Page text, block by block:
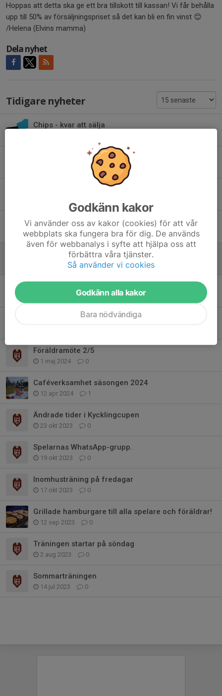
Hoppas att detta ska ge ett bra tillskott till kassan! Vi får behålla
upp till 50% av försäljningspriset så det kan bli en fin vinst 😊
/Helena (Elvins mamma)
Dela nyhet
Tidigare nyheter
Chips - kvar att sälja
Chipsförsäljning
0
Alingsåskortet
27 feb 2025 0
Ljusförsäljning
15 okt 2024 0
0
Chipsförsäljning
Föräldramöte 2/5
1 maj 2024 0
Caféverksamhet säsongen 2024
12 apr 2024 1
Ändrade tider i Kycklingcupen
23 okt 2023 0
Spelarnas WhatsApp-grupp.
19 okt 2023 0
Inomhusträning på fredagar
17 okt 2023 0
Grillade hamburgare till alla spelare och föräldrar!
12 sep 2023 0
Träningen startar på söndag
2 aug 2023 0
Sommarträningen
14 jul 2023 0
Godkänn kakor
Vi använder oss av kakor (cookies) för att vår
webbplats ska fungera bra för dig. De används
även för webbanalys i syfte att hjälpa oss att
förbättra våra tjänster.
Så använder vi cookies
Godkänn alla kakor
Bara nödvändiga